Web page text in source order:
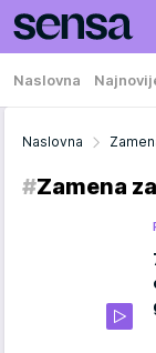
Naslovna
Naslovna
#Zamena